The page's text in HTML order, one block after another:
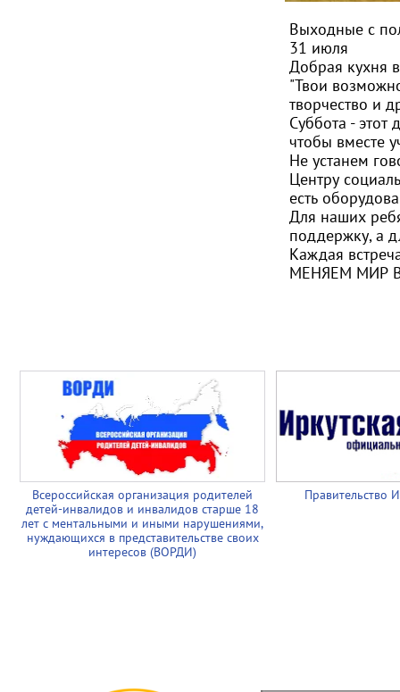
Выходные с
31 июля
Добрая кухня
"Твои
творчество и
Суббота -
чтобы вместе
Не устанем
Центру
есть
Для наших
поддержку, а
Каждая
МЕНЯЕМ МИР
Всероссийская организация родителей
детей-инвалидов и инвалидов старше 18
лет с ментальными и иными нарушениями,
нуждающихся в представительстве своих
интересов (ВОРДИ)
Правительство